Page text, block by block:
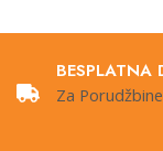
BESPLATNA
Za